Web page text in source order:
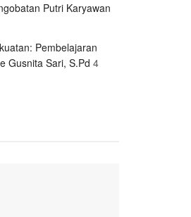
Putri Karyawan
Pembelajaran
Gusnita Sari, S.Pd 4